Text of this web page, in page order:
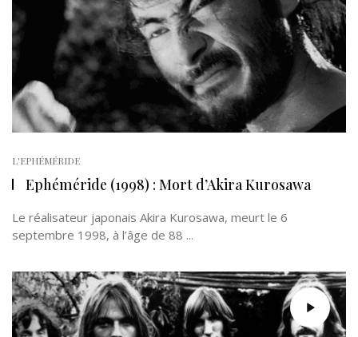
L'EPHÉMÉRIDE
Ephéméride (1998) : Mort d’Akira Kurosawa
Le réalisateur japonais Akira Kurosawa, meurt le 6
septembre 1998, à l’âge de 88 ...